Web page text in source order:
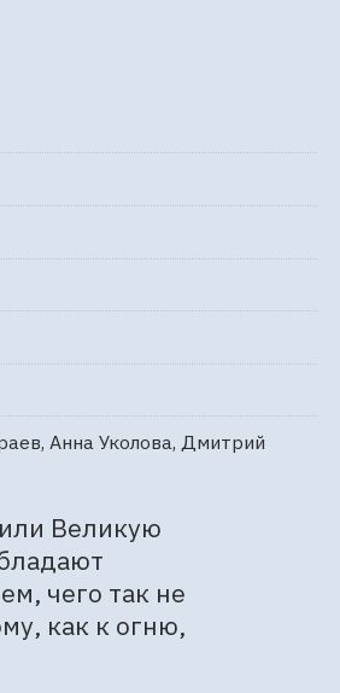
Анна Уколова, Дмитрий
Великую
чего так не
как к огню,